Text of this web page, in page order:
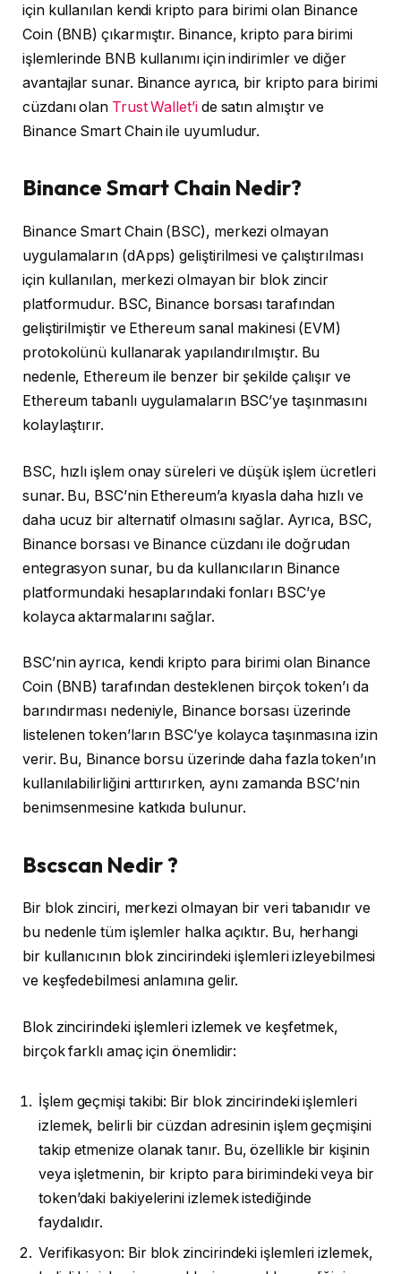
için kullanılan kendi kripto para birimi olan Binance
Coin (BNB) çıkarmıştır. Binance, kripto para birimi
işlemlerinde BNB kullanımı için indirimler ve diğer
avantajlar sunar. Binance ayrıca, bir kripto para birimi
cüzdanı olan Trust Wallet’ide satın almıştır ve
Binance Smart Chain ile uyumludur.
Binance Smart Chain Nedir?
Binance Smart Chain (BSC), merkezi olmayan
uygulamaların (dApps) geliştirilmesi ve çalıştırılması
için kullanılan, merkezi olmayan bir blok zincir
platformudur. BSC, Binance borsası tarafından
geliştirilmiştir ve Ethereum sanal makinesi (EVM)
protokolünü kullanarak yapılandırılmıştır. Bu
nedenle, Ethereum ile benzer bir şekilde çalışır ve
Ethereum tabanlı uygulamaların BSC’ye taşınmasını
kolaylaştırır.
BSC, hızlı işlem onay süreleri ve düşük işlem ücretleri
sunar. Bu, BSC’nin Ethereum’a kıyasla daha hızlı ve
daha ucuz bir alternatif olmasını sağlar. Ayrıca, BSC,
Binance borsası ve Binance cüzdanı ile doğrudan
entegrasyon sunar, bu da kullanıcıların Binance
platformundaki hesaplarındaki fonları BSC’ye
kolayca aktarmalarını sağlar.
BSC’nin ayrıca, kendi kripto para birimi olan Binance
Coin (BNB) tarafından desteklenen birçok token’ı da
barındırması nedeniyle, Binance borsası üzerinde
listelenen token’ların BSC’ye kolayca taşınmasına izin
verir. Bu, Binance borsu üzerinde daha fazla token’ın
kullanılabilirliğini arttırırken, aynı zamanda BSC’nin
benimsenmesine katkıda bulunur.
Bscscan Nedir ?
Bir blok zinciri, merkezi olmayan bir veri tabanıdır ve
bu nedenle tüm işlemler halka açıktır. Bu, herhangi
bir kullanıcının blok zincirindeki işlemleri izleyebilmesi
ve keşfedebilmesi anlamına gelir.
Blok zincirindeki işlemleri izlemek ve keşfetmek,
birçok farklı amaç için önemlidir:
İşlem geçmişi takibi: Bir blok zincirindeki işlemleri
izlemek, belirli bir cüzdan adresinin işlem geçmişini
takip etmenize olanak tanır. Bu, özellikle bir kişinin
veya işletmenin, bir kripto para birimindeki veya bir
token’daki bakiyelerini izlemek istediğinde
faydalıdır.
Verifikasyon: Bir blok zincirindeki işlemleri izlemek,